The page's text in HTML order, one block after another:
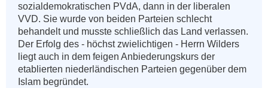
sozialdemokratischen PVdA, dann in der liberalen
VVD. Sie wurde von beiden Parteien schlecht
behandelt und musste schließlich das Land verlassen.
Der Erfolg des - höchst zwielichtigen - Herrn Wilders
liegt auch in dem feigen Anbiederungskurs der
etablierten niederländischen Parteien gegenüber dem
Islam begründet.